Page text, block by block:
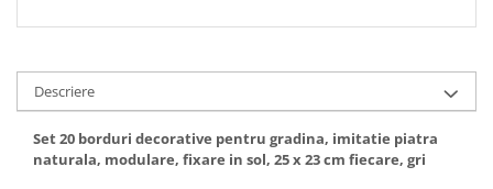
Descriere
Set 20 borduri decorative pentru gradina, imitatie piatra
naturala, modulare, fixare in sol, 25 x 23 cm fiecare, gri